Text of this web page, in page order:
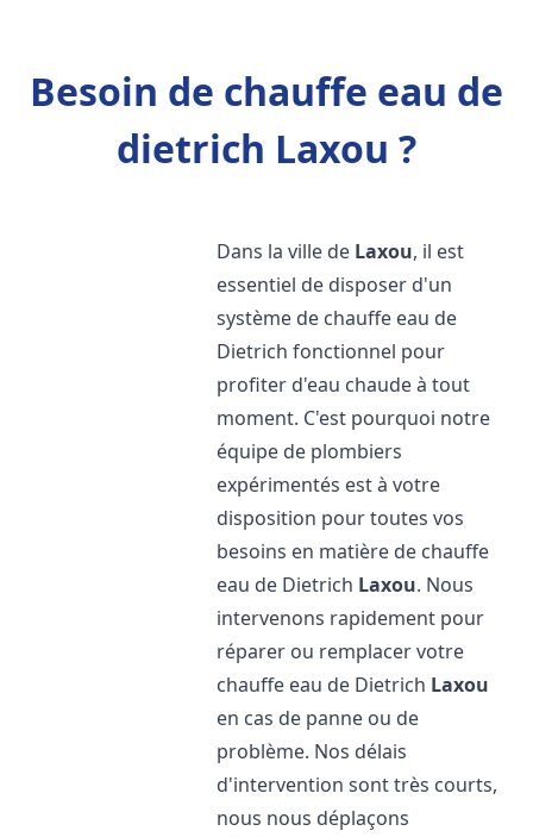
Besoin de chauffe eau de
dietrich Laxou ?
Dans la ville de Laxou, il est
essentiel de disposer d'un
système de chauffe eau de
Dietrich fonctionnel pour
profiter d'eau chaude à tout
moment. C'est pourquoi notre
équipe de plombiers
expérimentés est à votre
disposition pour toutes vos
besoins en matière de chauffe
eau de Dietrich Laxou. Nous
intervenons rapidement pour
réparer ou remplacer votre
chauffe eau de Dietrich Laxou
en cas de panne ou de
problème. Nos délais
d'intervention sont très courts,
nous nous déplaçons